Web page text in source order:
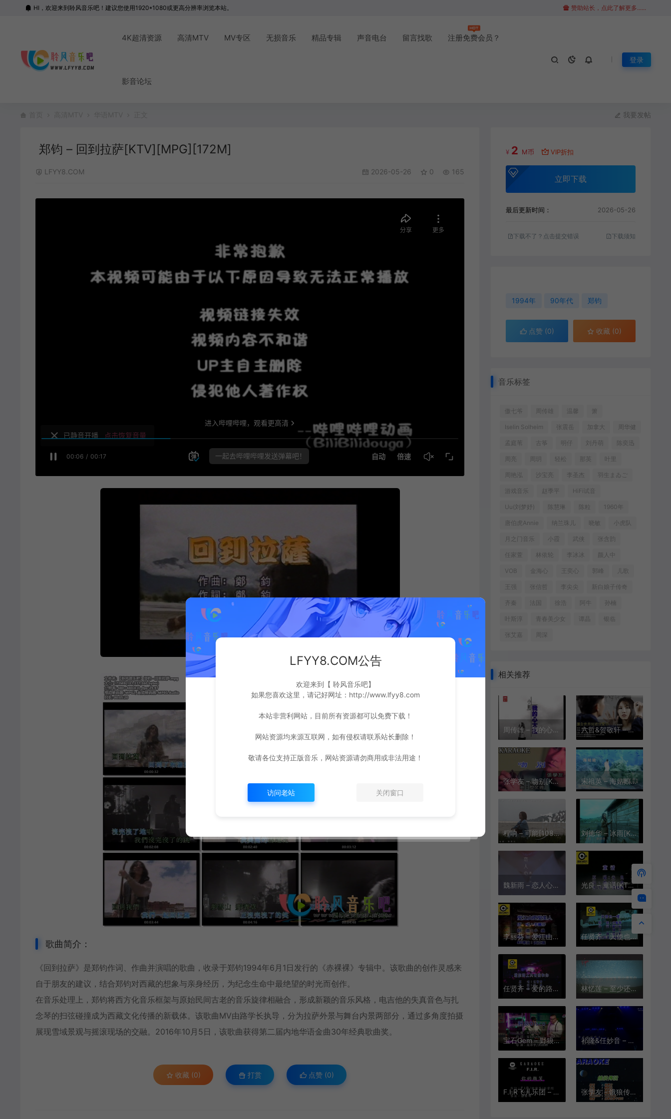
HI，欢迎来到聆风音乐吧！建议您使用1920*1080或更高分辨率浏览本站。 赞助站长，点此了解更多......
4K超清资源 高清MTV MV专区 无损音乐 精品专辑 声音电台 留言找歌 注册免费会员？
影音论坛
登录
我要发帖
郑钧 – 回到拉萨[KTV][MPG][172M]
LFYY8.COM 2026-05-26 0 165
歌曲简介：
《回到拉萨》是郑钧作词、作曲并演唱的歌曲，收录于郑钧1994年6月1日发行的《赤裸裸》专辑中。该歌曲的创作灵感来
自于朋友的建议，结合郑钧对西藏的想象与亲身经历，为纪念生命中最绝望的时光而创作。
在音乐处理上，郑钧将西方化音乐框架与原始民间古老的音乐旋律相融合，形成新颖的音乐风格，电吉他的失真音色与扎
念琴的扫弦碰撞成为西藏文化传播的新载体。该歌曲MV由路学长执导，分为拉萨外景与舞台内景两部分，通过多角度拍摄
展现雪域景观与摇滚现场的交融。2016年10月5日，该歌曲获得第二届内地华语金曲30年经典歌曲奖。
收藏 (0) 打赏 点赞 (0)
¥ 2 M币 VIP折扣
立即下载
最后更新时间： 2026-05-26
下载不了？点击提交错误 下载须知
1994年 90年代 郑钧
点赞 (0) 收藏 (0)
音乐标签
傲七爷 周传雄 温馨 箫
Iselin Solheim 张震岳 加拿大 周华健
孟庭苇 古筝 明仔 刘丹萌 陈奕迅
周亮 周玥 轻松 那英 叶里
周艳泓 沙宝亮 李圣杰 羽生まゐご
游戏音乐 赵季平 HiFi试音
Uu(刘梦妤) 陈慧琳 陈粒 1960年
唐伯虎Annie 纳兰珠儿 晓敏 小虎队
月之门音乐 小霞 武侠 张含韵
任家萱 林依轮 李冰冰 颜人中
VOB 金海心 王奕心 郭峰 儿歌
王强 张信哲 李尖尖 新白娘子传奇
齐秦 法国 徐浩 阿牛 孙楠
叶斯淳 青春美少女 谭晶 银临
张艾嘉 周深
相关推荐
周传雄 – 我的心太乱[KTV][MPG][165M] 六哲&贺敬轩 – 让全世界知道我爱你[KTV][MPG][190M]
张学友 – 吻别[KTV][MPG][192.6M] 宋祖英 – 海姑娘[KTV][VOB][208M]
程响 – 可能[1080P][KTV][MPG][402M] 刘德华 – 冰雨[KTV][MPG][157M]
魏新雨 – 恋人心[1080P][KTV][MPG][641.1M] 光良 – 童话[KTV][VOB][238M]
李丽芬 – 爱江山更爱美人[KTV][MPG][177M] 任贤齐 – 天使也一样[KTV][MPG][251M]
任贤齐 – 爱的路上只有我和你[KTV][MPG][142M] 林忆莲 – 至少还有你[KTV][VOB][214.1M]
宝石Gem – 野狼Disco[1080P][KTV][MPG][224.5M] 祁隆&任妙音 – 梦里回到昨天[1080P][KTV][MPG][676M]
F.I.R飞儿乐团 – 你的微笑[KTV][MPG][178M] 张学友－饿狼传说(宝丽金)[KTV][MPG][175.9M]
LFYY8.COM公告
欢迎来到【 聆风音乐吧】
如果您喜欢这里，请记好网址：http://www.lfyy8.com
本站非营利网站，目前所有资源都可以免费下载！
网站资源均来源互联网，如有侵权请联系站长删除！
敬请各位支持正版音乐，网站资源请勿商用或非法用途！
访问老站 关闭窗口